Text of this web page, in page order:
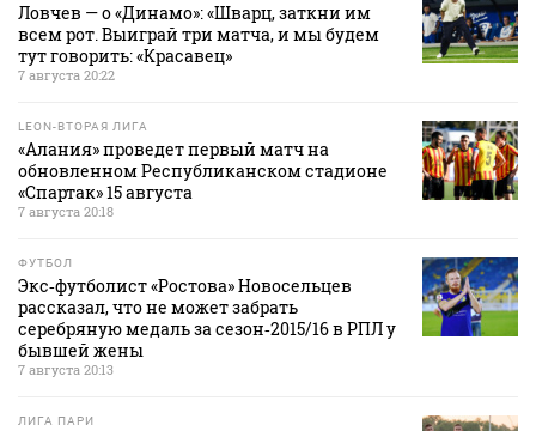
Ловчев — о «Динамо»: «Шварц, заткни им
всем рот. Выиграй три матча, и мы будем
тут говорить: «Красавец»
7 августа 20:22
LEON-ВТОРАЯ ЛИГА
«Алания» проведет первый матч на
обновленном Республиканском стадионе
«Спартак» 15 августа
7 августа 20:18
ФУТБОЛ
Экс‑футболист «Ростова» Новосельцев
рассказал, что не может забрать
серебряную медаль за сезон‑2015/16 в РПЛ у
бывшей жены
7 августа 20:13
ЛИГА ПАРИ